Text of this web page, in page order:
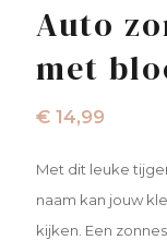
Auto
met
€ 14,99
Met dit leuke
naam kan jouw
kijken. Een